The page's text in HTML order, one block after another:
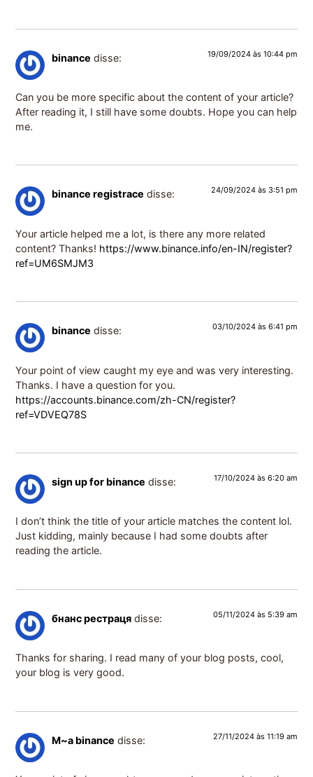
binance disse: 19/09/2024 às 10:44 pm
Can you be more specific about the content of your article?
After reading it, I still have some doubts. Hope you can help
me.
binance registrace disse: 24/09/2024 às 3:51 pm
Your article helped me a lot, is there any more related
content? Thanks! https://www.binance.info/en-IN/register?
ref=UM6SMJM3
binance disse: 03/10/2024 às 6:41 pm
Your point of view caught my eye and was very interesting.
Thanks. I have a question for you.
https://accounts.binance.com/zh-CN/register?
ref=VDVEQ78S
sign up for binance disse: 17/10/2024 às 6:20 am
I don’t think the title of your article matches the content lol.
Just kidding, mainly because I had some doubts after
reading the article.
бнанс рестраця disse: 05/11/2024 às 5:39 am
Thanks for sharing. I read many of your blog posts, cool,
your blog is very good.
M~a binance disse: 27/11/2024 às 11:19 am